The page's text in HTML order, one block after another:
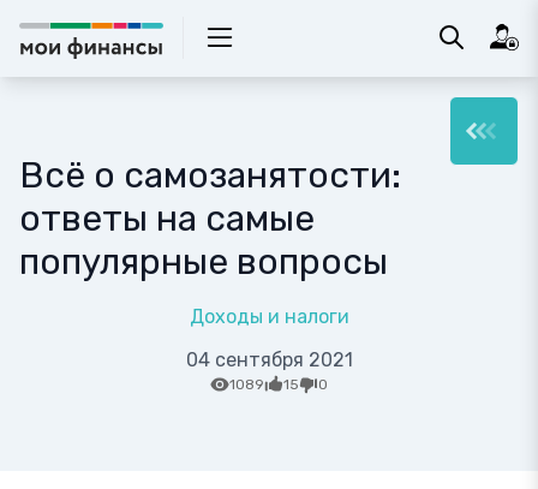
Всё о самозанятости:
ответы на самые
популярные вопросы
Доходы и налоги
04 сентября 2021
1089 15 0